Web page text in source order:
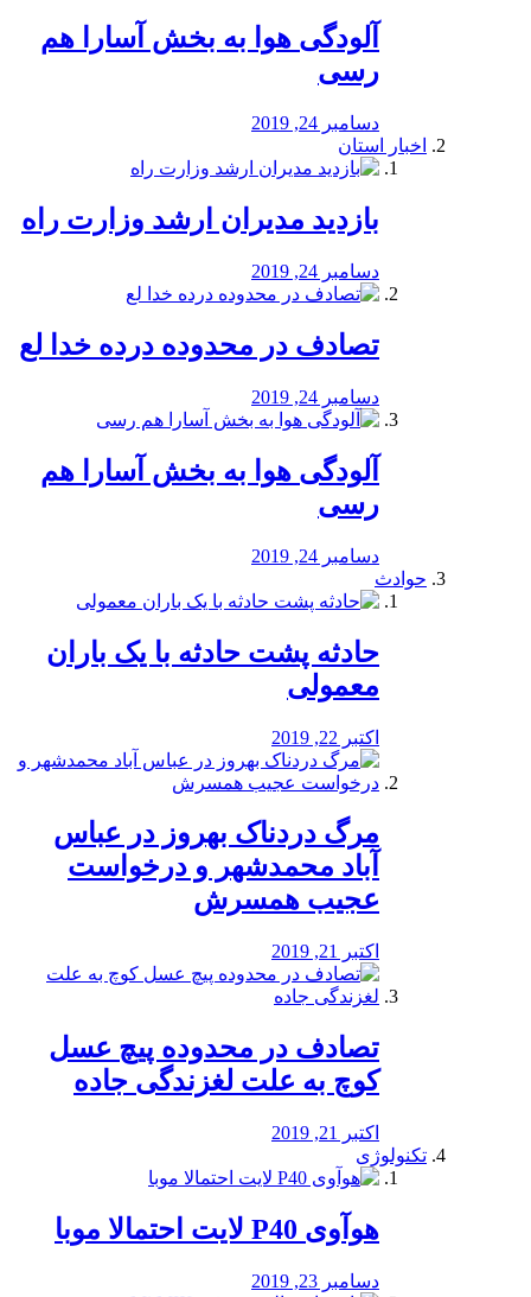
آلودگی هوا به بخش آسارا هم
رسی
دسامبر 24, 2019
اخبار استان
بازدید مدیران ارشد وزارت راه
دسامبر 24, 2019
تصادف در محدوده درده خدا لع
دسامبر 24, 2019
آلودگی هوا به بخش آسارا هم
رسی
دسامبر 24, 2019
حوادث
️حادثه پشت حادثه با یک باران
معمولی
اکتبر 22, 2019
مرگ دردناک بهروز در عباس
آباد محمدشهر و درخواست
عجیب همسرش
اکتبر 21, 2019
تصادف در محدوده پیچ عسل
کوچ به علت لغزندگی جاده
اکتبر 21, 2019
تکنولوژی
هوآوی P40 لایت احتمالا موبا
دسامبر 23, 2019